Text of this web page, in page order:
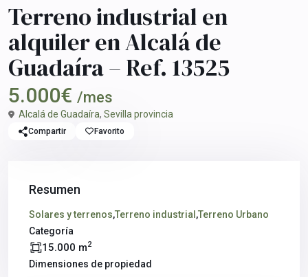
Terreno industrial en
alquiler en Alcalá de
Guadaíra – Ref. 13525
5.000€ /mes
Alcalá de Guadaíra, Sevilla provincia
Compartir Favorito
Resumen
Solares y terrenos,Terreno industrial ,Terreno Urbano
Categoría
15.000 m2
Dimensiones de propiedad